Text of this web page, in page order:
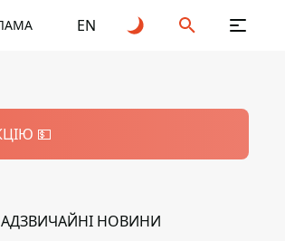
EN
💵
НОВИНИ